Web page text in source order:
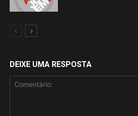
DEIXE UMA RESPOSTA